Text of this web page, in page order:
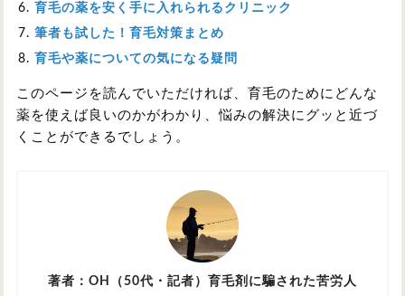
育毛の薬を安く手に入れられるクリニック
筆者も試した！育毛対策まとめ
育毛や薬についての気になる疑問
このページを読んでいただければ、育毛のためにどんな
薬を使えば良いのかがわかり、悩みの解決にグッと近づ
くことができるでしょう。
著者：OH（50代・記者）育毛剤に騙された苦労人